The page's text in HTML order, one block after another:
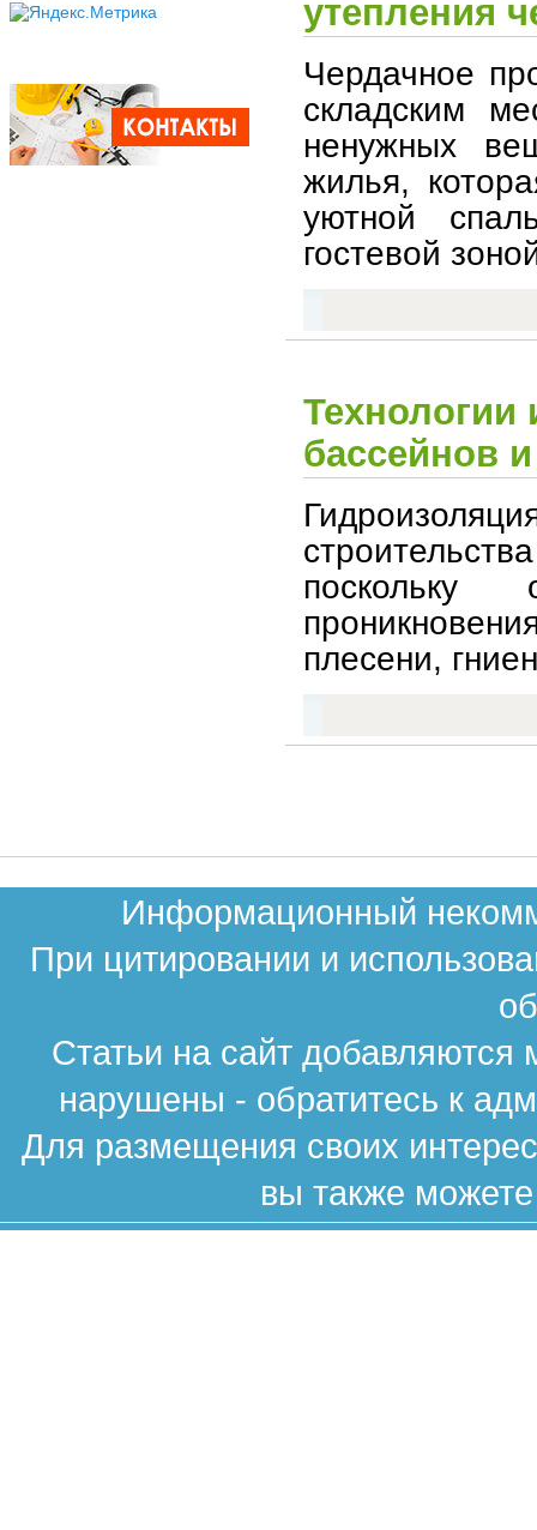
утепления
Чердачное
складским
ненужных
жилья,
уютной
гостевой
Технологии
бассейнов
плесени,
Информационный
При цитировании и
Статьи на сайт
нарушены - обратитесь к
Для размещения своих
вы также